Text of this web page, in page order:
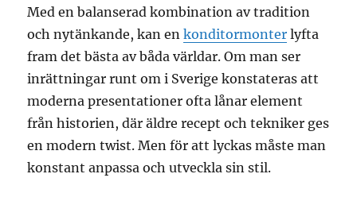
Med en balanserad kombination av tradition
och nytänkande, kan enkonditormonter lyfta
fram det bästa av båda världar. Om man ser
inrättningar runt om i Sverige konstateras att
moderna presentationer ofta lånar element
från historien, där äldre recept och tekniker ges
en modern twist. Men för att lyckas måste man
konstant anpassa och utveckla sin stil.